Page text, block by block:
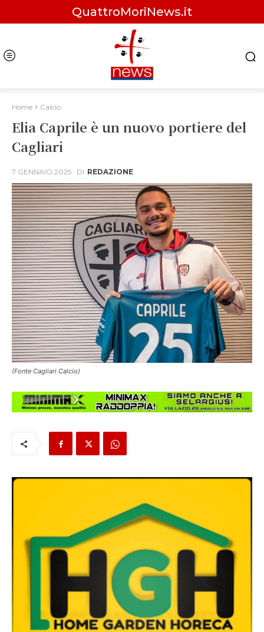
QuattroMoriNews.it
Home Calcio
Elia Caprile è un nuovo portiere del
Cagliari
7 GENNAIO 2025 DI REDAZIONE
(Fonte Cagliari Calcio)